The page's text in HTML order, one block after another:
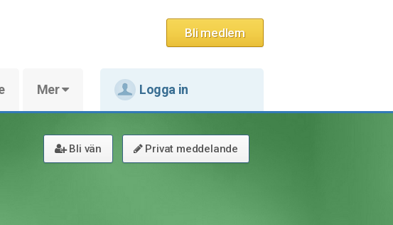
Bli medlem
Mer Logga in
Bli vän Privat meddelande